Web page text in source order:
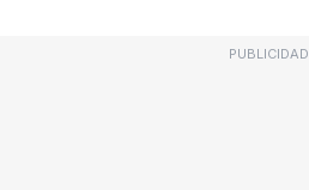
PUBLICIDAD